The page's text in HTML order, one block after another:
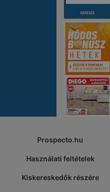
Prospecto.hu
Használati feltételek
Kiskereskedők részére